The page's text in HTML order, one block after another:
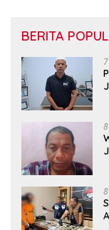
BERITA